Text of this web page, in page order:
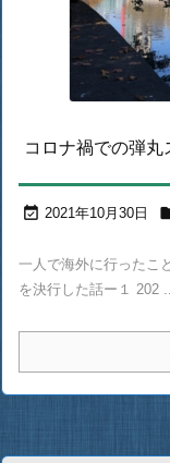
コロナ禍での弾丸
 2021年10月30日
一人で海外に行ったこ
を決行した話ー１ 202